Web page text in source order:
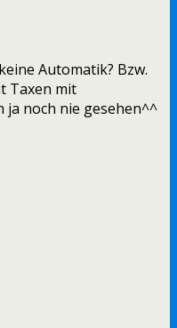
Automatik? Bzw.
Taxen mit
ja noch nie gesehen^^